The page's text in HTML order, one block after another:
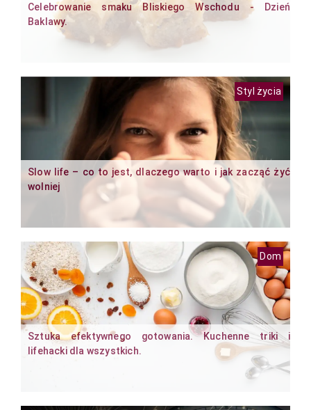
Celebrowanie smaku Bliskiego Wschodu - Dzień
Baklawy.
Slow life – co to jest, dlaczego warto i jak zacząć żyć
wolniej
Styl życia
Sztuka efektywnego gotowania. Kuchenne triki i
lifehacki dla wszystkich.
Dom